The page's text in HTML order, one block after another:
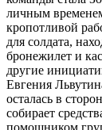
личным
кропотливой
для солдата,
бронежилет и
другие
Евгения
осталась в
собирает